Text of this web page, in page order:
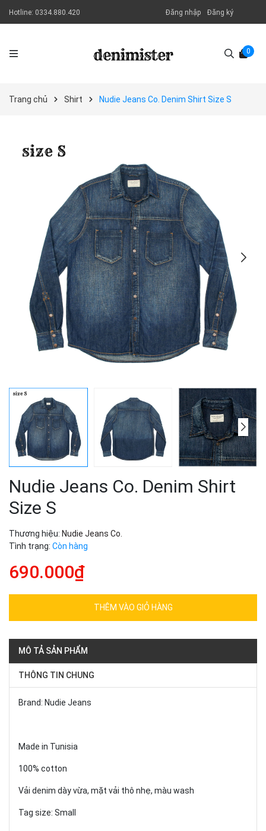
Hotline: 0334.880.420 Đăng nhập Đăng ký
0
Trang chủ Shirt Nudie Jeans Co. Denim Shirt Size S
Nudie Jeans Co. Denim Shirt
Size S
Thương hiệu: Nudie Jeans Co.
Tình trạng: Còn hàng
690.000₫
THÊM VÀO GIỎ HÀNG
MÔ TẢ SẢN PHẨM
THÔNG TIN CHUNG
Brand: Nudie Jeans
Made in Tunisia
100% cotton
Vải denim dày vừa, mặt vải thô nhẹ, màu wash
Tag size: Small